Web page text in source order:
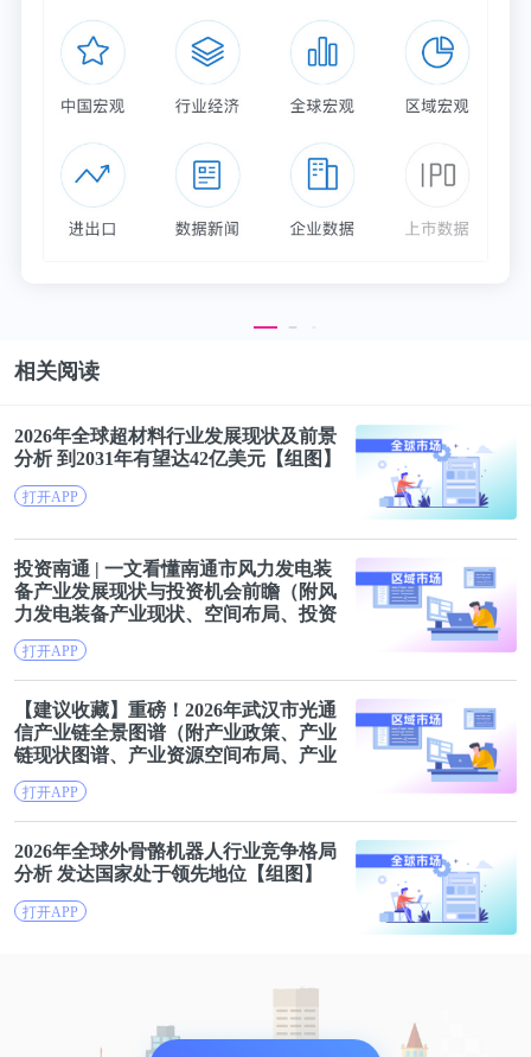
相关阅读
2026年全球超材料行业发展现状及前景
分析 到2031年有望达42亿美元【组图】
打开APP
投资南通 | 一文看懂南通市风力发电装
备产业发展现状与投资机会前瞻（附风
力发电装备产业现状、空间布局、投资
机会分析等）
打开APP
【建议收藏】重磅！2026年武汉市光通
信产业链全景图谱（附产业政策、产业
链现状图谱、产业资源空间布局、产业
链发展规划）
打开APP
2026年全球外骨骼机器人行业竞争格局
分析 发达国家处于领先地位【组图】
打开APP